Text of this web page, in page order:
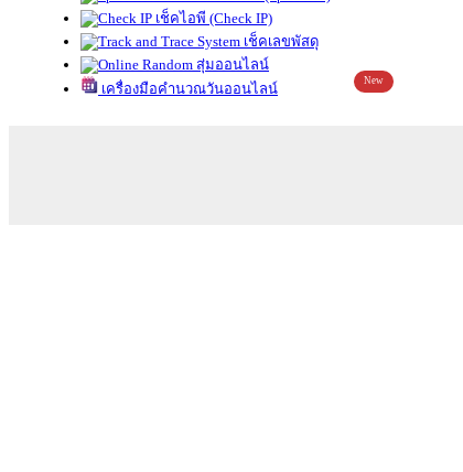
เช็คไอพี (Check IP)
เช็คเลขพัสดุ
สุ่มออนไลน์
เครื่องมือคำนวณวันออนไลน์
New